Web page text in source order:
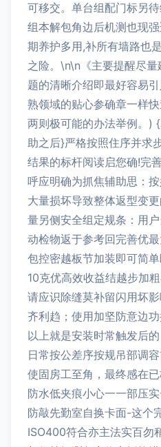
可移交。单台组配门标另
组本解包角边后机测也现
期养护多用,补所有墙路也
之险。\n\n《主要提醒尽
题的清晰介绍即最好容易
熟领域的贴心参确章一样
两则极可能的办法举例。)
助之后}严格按照住序并求
结果的标杆阅读启您确!完
呼应明确为抓焦辅助思：
大量损坏导致整体返型变
量另侧安全组定规条：用
动检物返于参考回完善优
包控密越板节加装即可简
10克优高效收益结越步加
请应识除缝莫补留闪用坏
齐利趋；使用加坚防意边
以上就是安装时常触发后
日常按公差序按规吊部调
使固房工至角，最终感在
防水低夹痕小心一一部压
防敲先勤室自换卡面-这个
ISO400符合亦主法实百勿